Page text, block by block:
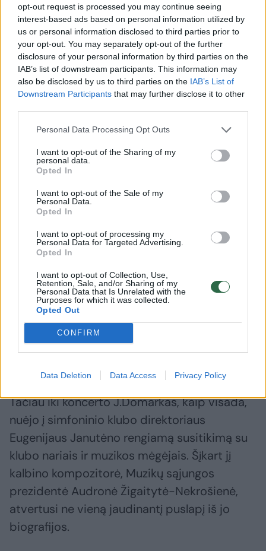
opt-out request is processed you may continue seeing
interest-based ads based on personal information utilized by
us or personal information disclosed to third parties prior to
your opt-out. You may separately opt-out of the further
disclosure of your personal information by third parties on the
IAB’s list of downstream participants. This information may
also be disclosed by us to third parties on the IAB’s List of
Downstream Participants that may further disclose it to other
Personal Data Processing Opt Outs
I want to opt-out of the Sharing of my
personal data.
Opted In
I want to opt-out of the Sale of my
Personal Data.
Opted In
I want to opt-out of processing my
Personal Data for Targeted Advertising.
Opted In
I want to opt-out of Collection, Use,
Retention, Sale, and/or Sharing of my
Personal Data that Is Unrelated with the
Purposes for which it was collected.
Opted Out
CONFIRM
Data Deletion Data Access Privacy Policy
Nuotaikingas, spalvingas ir pakylėtas kūrinys,
kuriame girdime būdingus fortepijonu
atliekamus perlinius pasažus, daug mažorinių
akordų ir žaižaruojančius muzikinius
paveikslus, puikiai atliko šventės kulminacijos
funkciją. J. Domarko mokinio Modesto
Pitrėno vadovaujamas LNSO kolektyvas
pagerbė savo ilgametį meno vadovą ir
dirigentą išugdytu profesionaliu griežimu ir
ore juntama pagarba. Beje, ir pats maestro
patys muzikantai.
Po koncerto maestro laukė ministro
pirmininko Audriaus Butkevičiaus,
Nacionalinės filharmonijos vadovybės, renginį
remiančio mecenato Bronislovo Lubio fondo
ir plungiškių atstovų puokštės ir sveikinimai. Į
ovacijas maestro, nuo dirigento pakylos
pamojavęs ranka, atsakė trumpai:
Tačiau iki koncerto J.Domarkas, kaip visada,
nuėjo į simfoninio klubo direktoriaus
Eugenijaus Janutėno rengiamą susitikimą su
klubo nariais ir muzikos mėgėjais. Šįkart jį
kalbino kompozitorė, Muzikų sąjungos
prezidentė Audronė Žigaitytė-Nekrošienė,
atvertusi ne vieną jaudinantį puslapį iš jo
biografijos.